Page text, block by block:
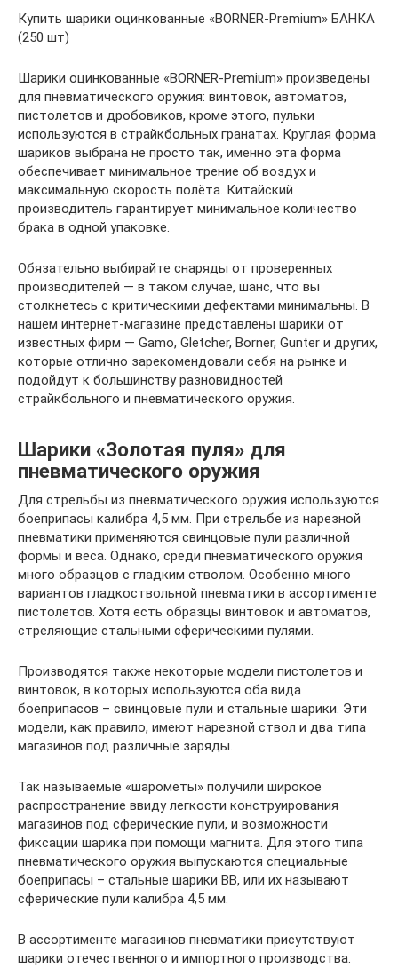
Купить шарики оцинкованные «BORNER-Premium» БАНКА
(250 шт)
Шарики оцинкованные «BORNER-Premium» произведены
для пневматического оружия: винтовок, автоматов,
пистолетов и дробовиков, кроме этого, пульки
используются в страйкбольных гранатах. Круглая форма
шариков выбрана не просто так, именно эта форма
обеспечивает минимальное трение об воздух и
максимальную скорость полёта. Китайский
производитель гарантирует минимальное количество
брака в одной упаковке.
Обязательно выбирайте снаряды от проверенных
производителей — в таком случае, шанс, что вы
столкнетесь с критическими дефектами минимальны. В
нашем интернет-магазине представлены шарики от
известных фирм — Gamo, Gletcher, Borner, Gunter и других,
которые отлично зарекомендовали себя на рынке и
подойдут к большинству разновидностей
страйкбольного и пневматического оружия.
Шарики «Золотая пуля» для
пневматического оружия
Для стрельбы из пневматического оружия используются
боеприпасы калибра 4,5 мм. При стрельбе из нарезной
пневматики применяются свинцовые пули различной
формы и веса. Однако, среди пневматического оружия
много образцов с гладким стволом. Особенно много
вариантов гладкоствольной пневматики в ассортименте
пистолетов. Хотя есть образцы винтовок и автоматов,
стреляющие стальными сферическими пулями.
Производятся также некоторые модели пистолетов и
винтовок, в которых используются оба вида
боеприпасов – свинцовые пули и стальные шарики. Эти
модели, как правило, имеют нарезной ствол и два типа
магазинов под различные заряды.
Так называемые «шарометы» получили широкое
распространение ввиду легкости конструирования
магазинов под сферические пули, и возможности
фиксации шарика при помощи магнита. Для этого типа
пневматического оружия выпускаются специальные
боеприпасы – стальные шарики ВВ, или их называют
сферические пули калибра 4,5 мм.
В ассортименте магазинов пневматики присутствуют
шарики отечественного и импортного производства.